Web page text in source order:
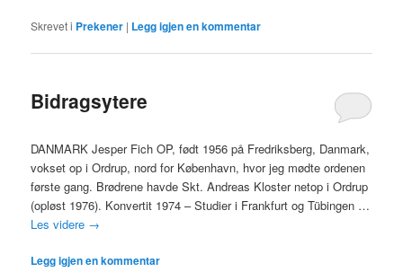
Skrevet i Prekener | Legg igjen en kommentar
Bidragsytere
DANMARK Jesper Fich OP, født 1956 på Fredriksberg, Danmark,
vokset op i Ordrup, nord for København, hvor jeg mødte ordenen
første gang. Brødrene havde Skt. Andreas Kloster netop i Ordrup
(opløst 1976). Konvertit 1974 – Studier i Frankfurt og Tübingen …
Les videre →
Legg igjen en kommentar